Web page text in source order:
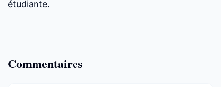
étudiante.
Commentaires